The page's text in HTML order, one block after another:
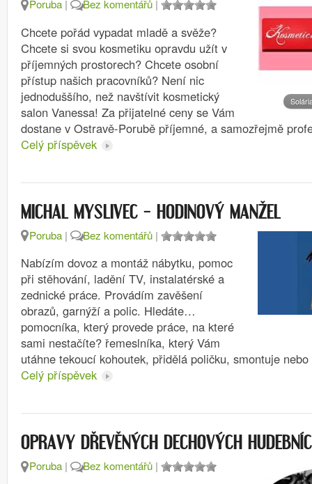
Poruba | Bez komentářů |
Chcete pořád vypadat mladě a svěže?
Chcete si svou kosmetiku opravdu užít v
příjemných prostorech? Chcete osobní
přístup našich pracovníků? Není nic
jednoduššího, než navštívit kosmetický
salon Vanessa! Za přijatelné ceny se Vám
dostane v Ostravě-Porubě příjemné, a samozřejmě
Celý příspěvek
MICHAL MYSLIVEC – HODINOVÝ MANŽEL
Poruba | Bez komentářů |
Nabízím dovoz a montáž nábytku, pomoc
při stěhování, ladění TV, instalatérské a
zednické práce. Provádím zavěšení
obrazů, garnýží a polic. Hledáte…
pomocníka, který provede práce, na které
sami nestačíte? řemeslníka, který Vám
utáhne tekoucí kohoutek, přidělá poličku, smontuje
Celý příspěvek
OPRAVY DŘEVĚNÝCH DECHOVÝCH
Poruba | Bez komentářů |